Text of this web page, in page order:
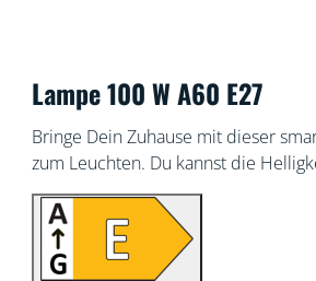
Lampe 100 W A60 E27
Bringe Dein Zuhause mit dieser
zum Leuchten. Du kannst die
einstellen und zwischen kalt- und
wechseln. Außerdem können Sie es
oder deine Stimme steuern, sodass
zusätzliche Hardware benötigen.